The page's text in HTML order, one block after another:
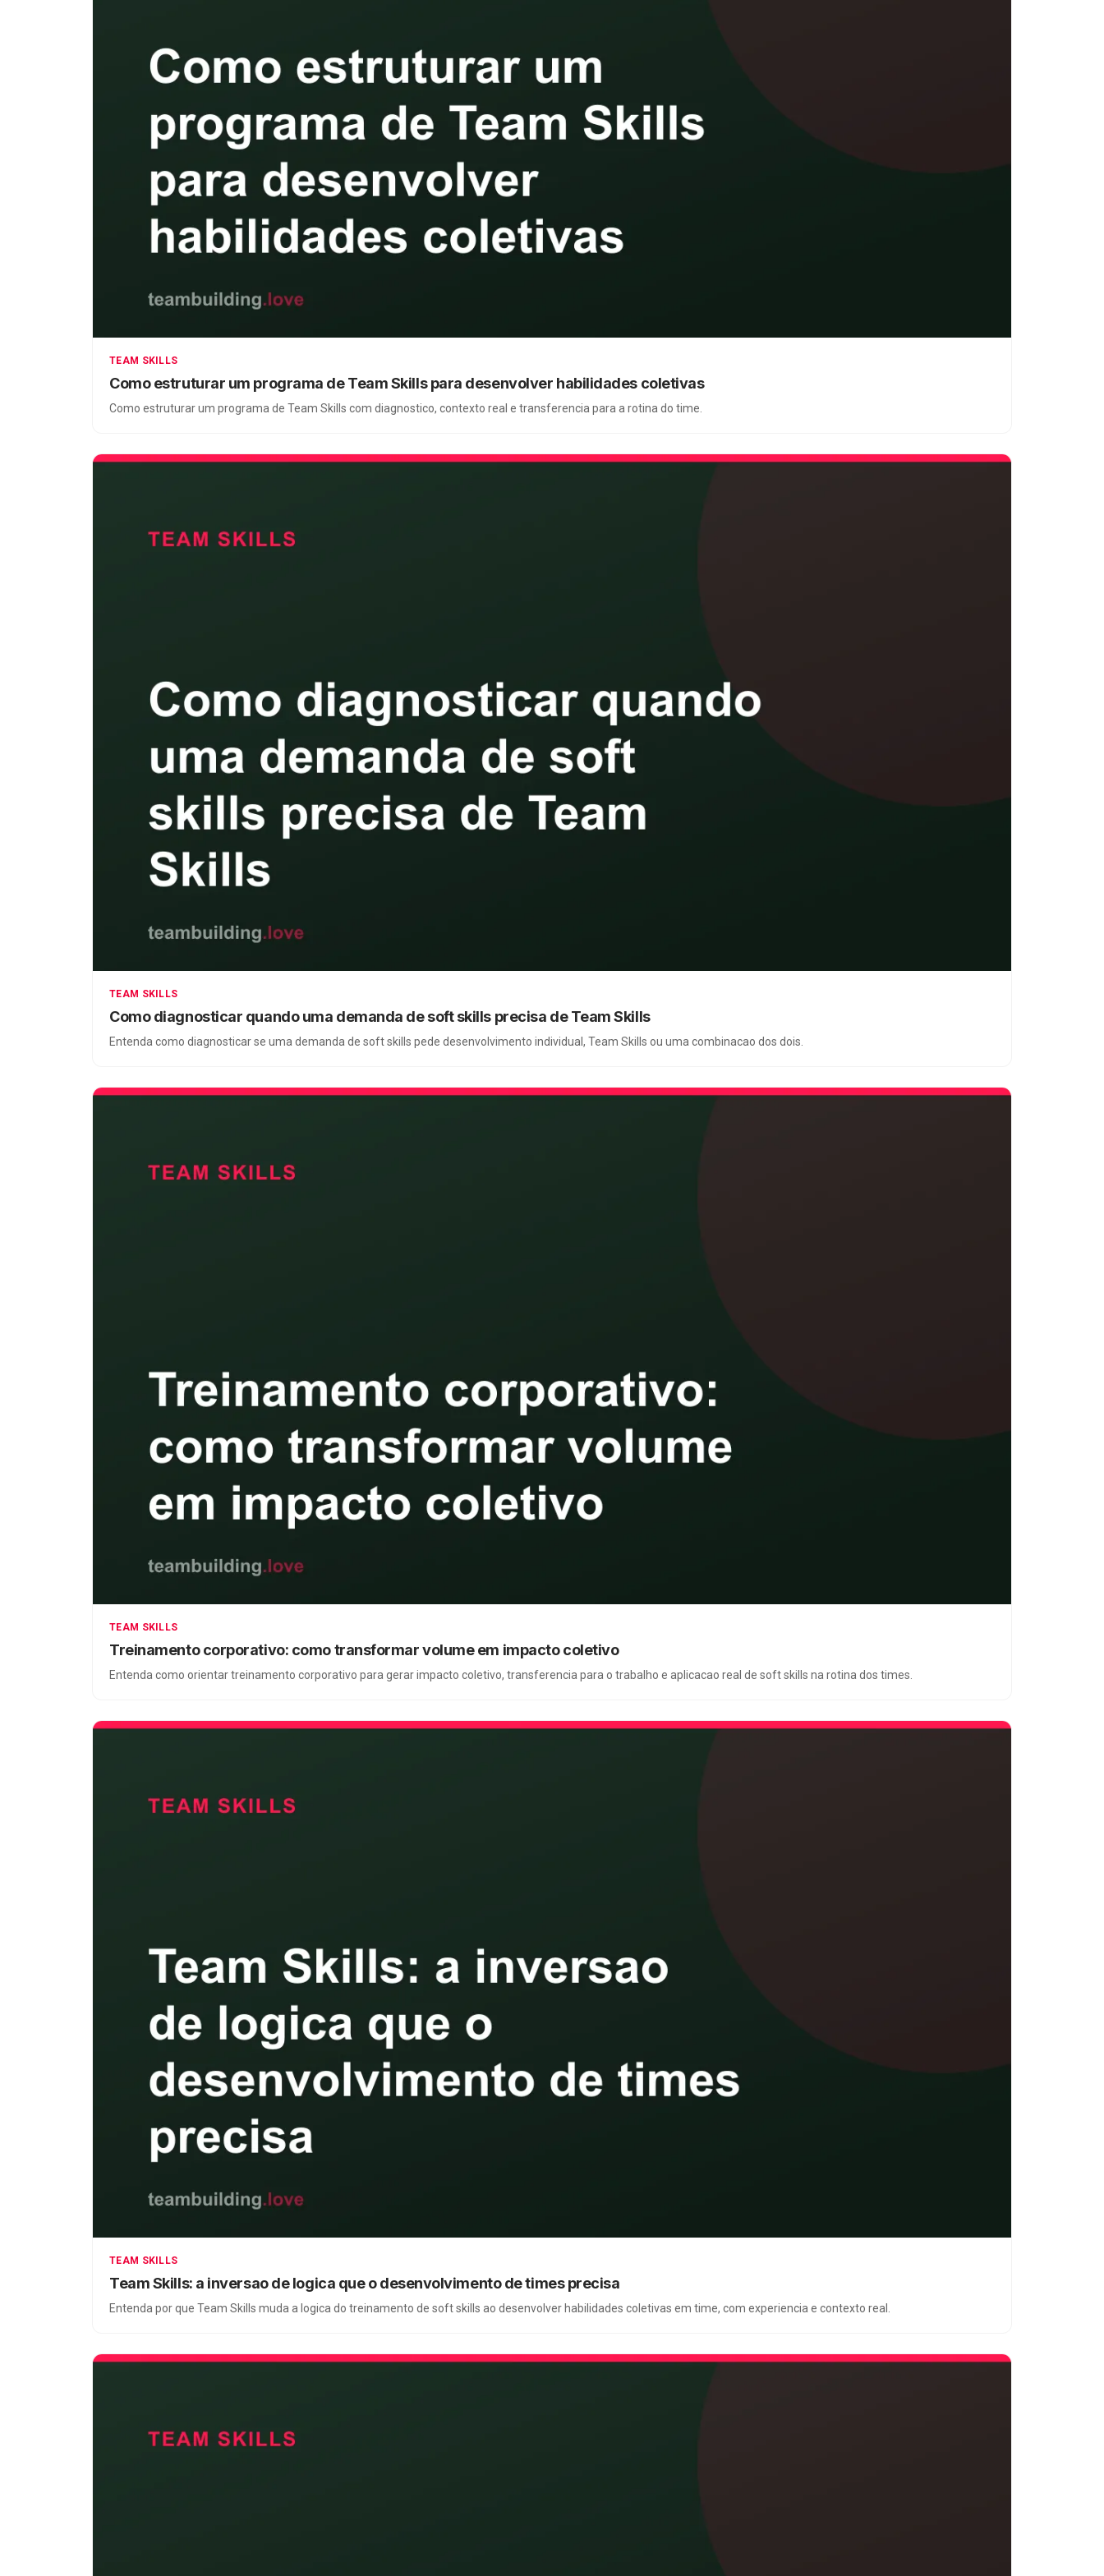
TEAM SKILLS
Como estruturar um programa de Team Skills para desenvolver habilidades coletivas
Como estruturar um programa de Team Skills com diagnostico, contexto real e transferencia para a rotina do time.
TEAM SKILLS
Como diagnosticar quando uma demanda de soft skills precisa de Team Skills
Entenda como diagnosticar se uma demanda de soft skills pede desenvolvimento individual, Team Skills ou uma combinacao dos dois.
TEAM SKILLS
Treinamento corporativo: como transformar volume em impacto coletivo
Entenda como orientar treinamento corporativo para gerar impacto coletivo, transferencia para o trabalho e aplicacao real de soft skills na rotina dos times.
TEAM SKILLS
Team Skills: a inversao de logica que o desenvolvimento de times precisa
Entenda por que Team Skills muda a logica do treinamento de soft skills ao desenvolver habilidades coletivas em time, com experiencia e contexto real.